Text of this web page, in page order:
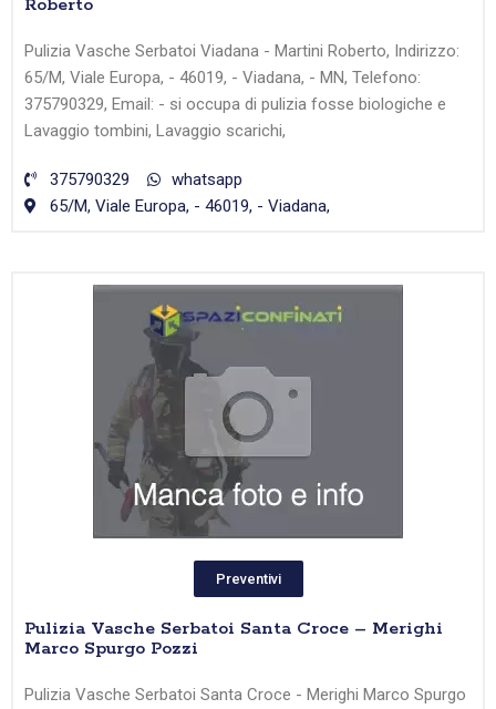
Roberto
Pulizia Vasche Serbatoi Viadana - Martini Roberto, Indirizzo:
65/M, Viale Europa, - 46019, - Viadana, - MN, Telefono:
375790329, Email: - si occupa di pulizia fosse biologiche e
Lavaggio tombini, Lavaggio scarichi,
375790329
whatsapp
65/M, Viale Europa, - 46019, - Viadana,
Preventivi
Pulizia Vasche Serbatoi Santa Croce – Merighi
Marco Spurgo Pozzi
Pulizia Vasche Serbatoi Santa Croce - Merighi Marco Spurgo